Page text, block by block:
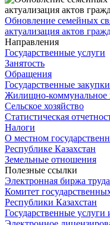
Обновление семейных
актуализация актов
Направления
Государственные услуги
Занятость
Обращения
Государственные закупки
Жилищно-коммунальное
Сельское хозяйство
Статистическая
Налоги
О местном
Республике Казахстан
Земельные отношения
Полезные ссылки
Электронная биржа
Комитет
Республики Казахстан
Государственные